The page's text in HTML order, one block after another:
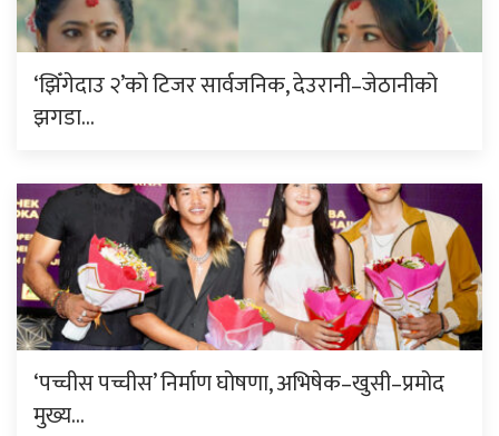
‘झिँगेदाउ २’को टिजर सार्वजनिक, देउरानी–जेठानीको
झगडा…
‘पच्चीस पच्चीस’ निर्माण घोषणा, अभिषेक–खुसी–प्रमोद
मुख्य…